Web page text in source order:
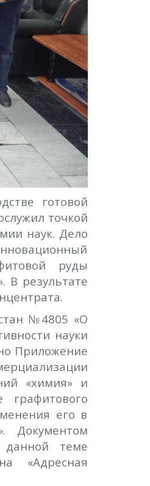
готовой
точкой
наук. Дело
руды
В результате
№4805 «О
науки
Приложение
«химия» и
его в
Документом
данной теме
«Адресная